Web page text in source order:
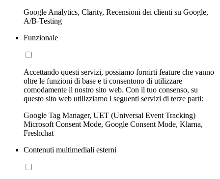
Google Analytics, Clarity, Recensioni dei clienti su Google,
A/B-Testing
Funzionale
Accettando questi servizi, possiamo fornirti feature che vanno
oltre le funzioni di base e ti consentono di utilizzare
comodamente il nostro sito web. Con il tuo consenso, su
questo sito web utilizziamo i seguenti servizi di terze parti:
Google Tag Manager, UET (Universal Event Tracking)
Microsoft Consent Mode, Google Consent Mode, Klarna,
Freshchat
Contenuti multimediali esterni